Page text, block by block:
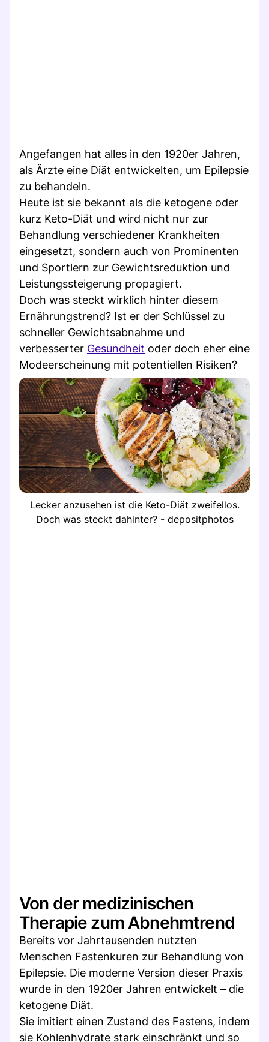
Angefangen hat alles in den 1920er Jahren,
als Ärzte eine Diät entwickelten, um Epilepsie
zu behandeln.
Heute ist sie bekannt als die ketogene oder
kurz Keto-Diät und wird nicht nur zur
Behandlung verschiedener Krankheiten
eingesetzt, sondern auch von Prominenten
und Sportlern zur Gewichtsreduktion und
Leistungssteigerung propagiert.
Doch was steckt wirklich hinter diesem
Ernährungstrend? Ist er der Schlüssel zu
schneller Gewichtsabnahme und
verbesserter Gesundheit oder doch eher eine
Modeerscheinung mit potentiellen Risiken?
Lecker anzusehen ist die Keto-Diät zweifellos.
Doch was steckt dahinter? - depositphotos
Von der medizinischen
Therapie zum Abnehmtrend
Bereits vor Jahrtausenden nutzten
Menschen Fastenkuren zur Behandlung von
Epilepsie. Die moderne Version dieser Praxis
wurde in den 1920er Jahren entwickelt – die
ketogene Diät.
Sie imitiert einen Zustand des Fastens, indem
sie Kohlenhydrate stark einschränkt und so